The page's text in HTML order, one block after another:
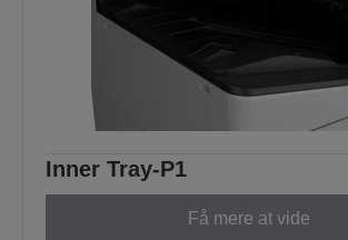
Inner Tray-P1
Få mere at vide